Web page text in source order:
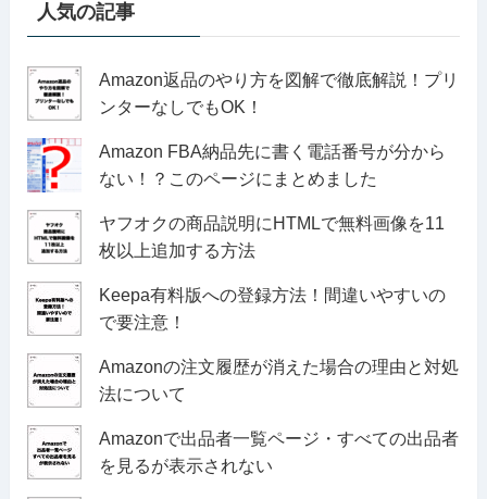
人気の記事
Amazon返品のやり方を図解で徹底解説！プリ
ンターなしでもOK！
Amazon FBA納品先に書く電話番号が分から
ない！？このページにまとめました
ヤフオクの商品説明にHTMLで無料画像を11
枚以上追加する方法
Keepa有料版への登録方法！間違いやすいの
で要注意！
Amazonの注文履歴が消えた場合の理由と対処
法について
Amazonで出品者一覧ページ・すべての出品者
を見るが表示されない